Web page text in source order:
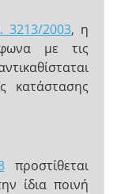
2003, η
με τις
κατάστασης
προστίθεται
ίδια ποινή